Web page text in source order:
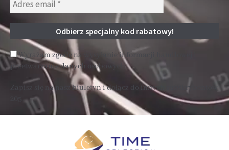
Wyrażam zgodę na wysyłanie informacji handlowej i
przetwarzanie danych osobowych
Zapisz się na nasz biuletyn i dołącz do innych subskrybentów